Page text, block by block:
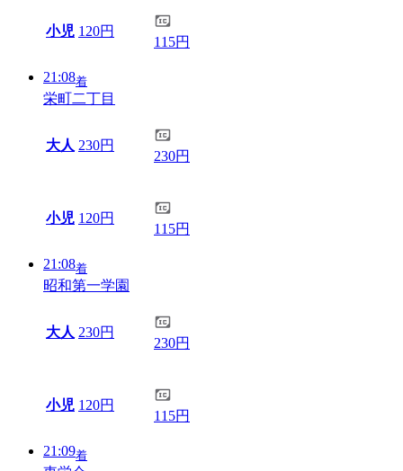
小児 120円
115円
21:08着
栄町二丁目
大人 230円
230円
小児 120円
115円
21:08着
昭和第一学園
大人 230円
230円
小児 120円
115円
21:09着